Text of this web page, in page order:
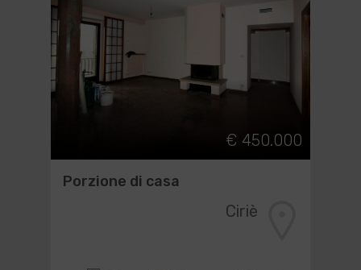
€ 450.000
Porzione di casa
Ciriè